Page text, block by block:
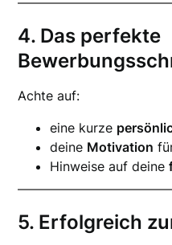
4. Das perfekte
Achte auf:
eine kurze
deine Motivation
Hinweise auf deine
5. Erfolgreich